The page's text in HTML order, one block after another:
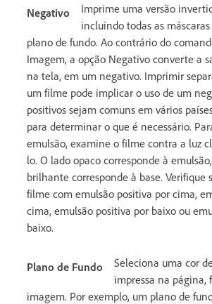
Negativo
Imprime uma versão
incluindo todas as
plano de fundo. Ao contrário do
Imagem, a opção Negativo converte a
na tela, em um negativo. Imprimir
um filme pode implicar o uso de um
positivos sejam comuns em vários
para determinar o que é necessário.
emulsão, examine o filme contra a luz
lo. O lado opaco corresponde à
brilhante corresponde à base. Verifique
filme com emulsão positiva por cima,
cima, emulsão positiva por baixo ou
baixo.
Plano de Fundo
Seleciona uma cor
impressa na página,
imagem. Por exemplo, um plano de